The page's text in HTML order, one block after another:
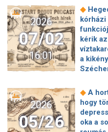
FILM-ZENE-
PLAYLIST
MI AZ A ROBOT
2026
07/02
16:01
◆
kórházi
kérik
a
a
2026
05/26
◆ A
hogy
oka a